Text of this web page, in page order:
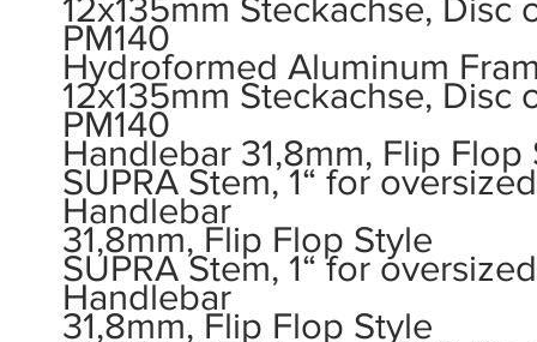
12x135mm Steckachse, Disc
PM140
Hydroformed Aluminum
12x135mm Steckachse, Disc
PM140
Handlebar 31,8mm, Flip Flop
SUPRA Stem, 1“ for oversized
Handlebar
31,8mm, Flip Flop Style
SUPRA Stem, 1“ for oversized
Handlebar
31,8mm, Flip Flop Style